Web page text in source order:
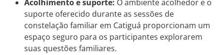
Acolhimento e suporte: O ambiente acolhedor e o
suporte oferecido durante as sessões de
constelação familiar em Catiguá proporcionam um
espaço seguro para os participantes explorarem
suas questões familiares.